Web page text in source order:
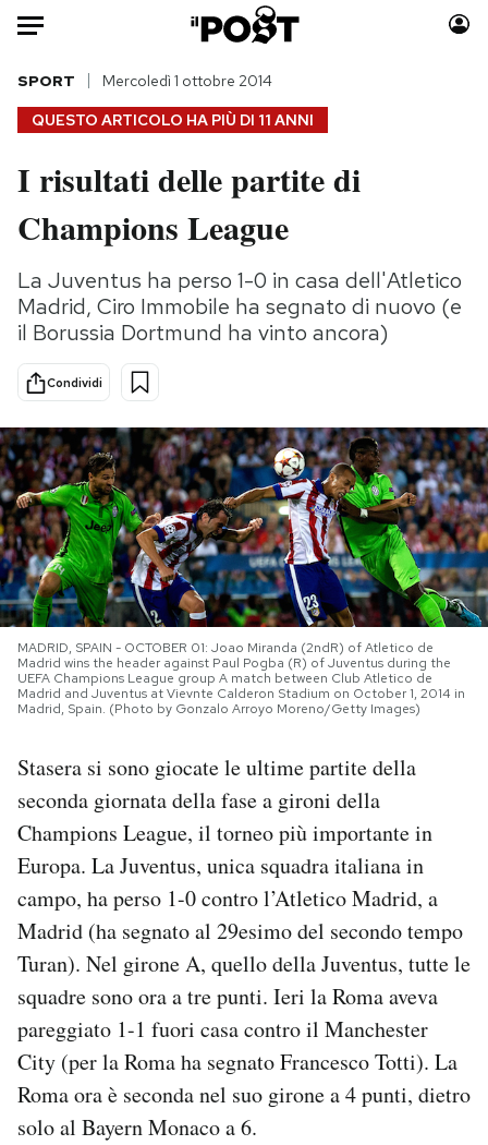
Auto
HOME
Italia
Politica
Tecnologia
Internet
Scienza
Cultura
Economia
Sport
Moda
Consumismi
Storie/Idee
Ok Boomer!
Media
Mondiali calcio 2026
PODCAST
NEWSLETTER
I MIEI PREFERITI
CALENDARIO
AREA PERSONALE
Area Personale
Newsletter
Notifiche mobile
Regala il Post
Hai bisogno di aiuto?
Esci
QUESTO ARTICOLO HA PIÙ DI 11 ANNI
SPORT Mercoledì 1 ottobre 2014
I risultati delle partite di
Champions League
La Juventus ha perso 1-0 in casa dell'Atletico
Madrid, Ciro Immobile ha segnato di nuovo (e
il Borussia Dortmund ha vinto ancora)
Condividi
MADRID, SPAIN - OCTOBER 01: Joao Miranda (2ndR) of Atletico de
Madrid wins the header against Paul Pogba (R) of Juventus during the
UEFA Champions League group A match between Club Atletico de
Madrid and Juventus at Vievnte Calderon Stadium on October 1, 2014 in
Madrid, Spain. (Photo by Gonzalo Arroyo Moreno/Getty Images)
Stasera si sono giocate le ultime partite della
seconda giornata della fase a gironi della
Champions League, il torneo più importante in
Europa. La Juventus, unica squadra italiana in
campo, ha perso 1-0 contro l’Atletico Madrid, a
Madrid (ha segnato al 29esimo del secondo tempo
Turan). Nel girone A, quello della Juventus, tutte le
squadre sono ora a tre punti. Ieri la Roma aveva
pareggiato 1-1 fuori casa contro il Manchester
City (per la Roma ha segnato Francesco Totti). La
Roma ora è seconda nel suo girone a 4 punti, dietro
solo al Bayern Monaco a 6.